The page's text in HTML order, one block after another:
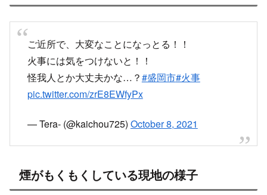
ご近所で、大変なことになっとる！！
火事には気をつけないと！！
怪我人とか大丈夫かな…？#盛岡市#火事
pic.twitter.com/zrE8EWfyPx
— Tera- (@kaichou725) October 8, 2021
煙がもくもくしている現地の様子